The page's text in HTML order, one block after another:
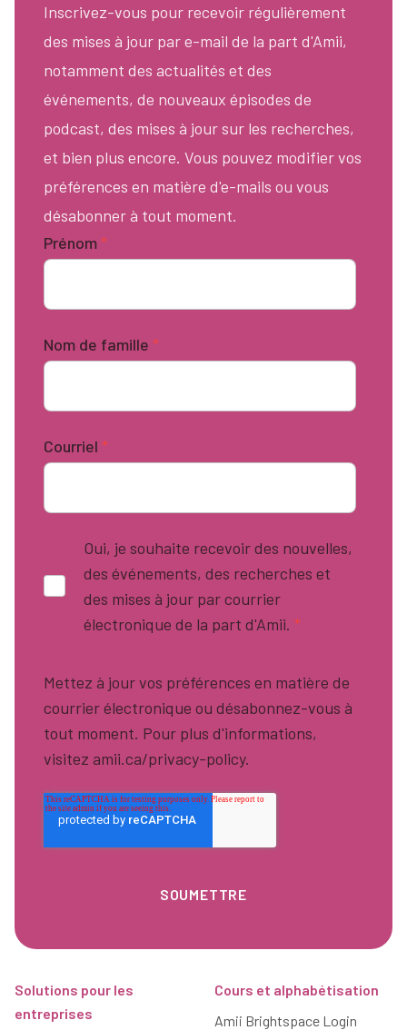
Inscrivez-vous pour recevoir régulièrement
des mises à jour par e-mail de la part d'Amii,
notamment des actualités et des
événements, de nouveaux épisodes de
podcast, des mises à jour sur les recherches,
et bien plus encore. Vous pouvez modifier vos
préférences en matière d'e-mails ou vous
désabonner à tout moment.
Prénom*
Nom de famille *
Courriel *
Oui, je souhaite recevoir des nouvelles,
des événements, des recherches et
des mises à jour par courrier
électronique de la part d'Amii. *
Mettez à jour vos préférences en matière de
courrier électronique ou désabonnez-vous à
tout moment. Pour plus d'informations,
visitez amii.ca/privacy-policy.
Solutions pour les
entreprises
Cours et alphabétisation
Amii Brightspace Login